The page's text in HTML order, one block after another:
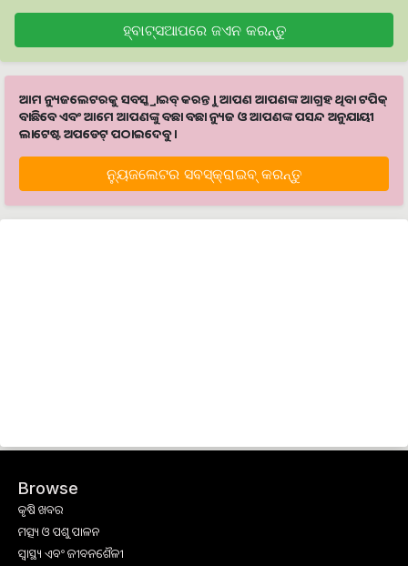
ହ୍ବାଟ୍ସଆପରେ ଜଏନ କରନ୍ତୁ
ଆମ ନ୍ୟୁଜଲେଟରକୁ ସବସ୍କ୍ରାଇବ୍ କରନ୍ତୁ । ଆପଣ ଆପଣଙ୍କ ଆଗ୍ରହ ଥିବା ଟପିକ୍‌
ବାଛିବେ ଏବଂ ଆମେ ଆପଣଙ୍କୁ ବଛା ବଛା ନ୍ୟୁଜ ଓ ଆପଣଙ୍କ ପସନ୍ଦ ଅନୁଯାୟୀ
ଲାଟେଷ୍ଟ ଅପଡେଟ୍‌ ପଠାଇଦେବୁ ।
ନ୍ୟୁଜଲେଟର ସବସ୍କ୍ରାଇବ୍‌ କରନ୍ତୁ
Browse
କୃଷି ଖବର
ମତ୍ସ୍ୟ ଓ ପଶୁ ପାଳନ
ସ୍ୱାସ୍ଥ୍ୟ ଏବଂ ଜୀବନଶୈଳୀ